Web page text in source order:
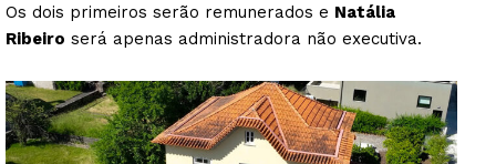
Os dois primeiros serão remunerados e Natália
Ribeiro será apenas administradora não executiva.